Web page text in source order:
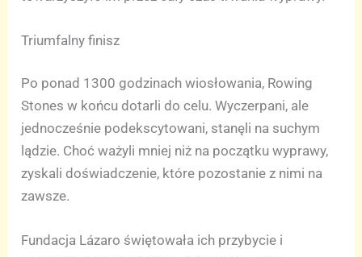
Triumfalny finisz
Po ponad 1300 godzinach wiosłowania, Rowing
Stones w końcu dotarli do celu. Wyczerpani, ale
jednocześnie podekscytowani, stanęli na suchym
lądzie. Choć ważyli mniej niż na początku wyprawy,
zyskali doświadczenie, które pozostanie z nimi na
zawsze.
Fundacja Lázaro świętowała ich przybycie i